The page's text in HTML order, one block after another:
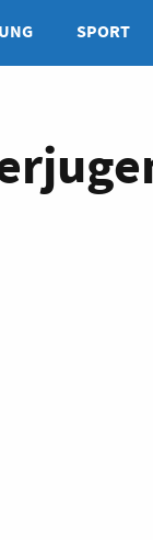
SPORT